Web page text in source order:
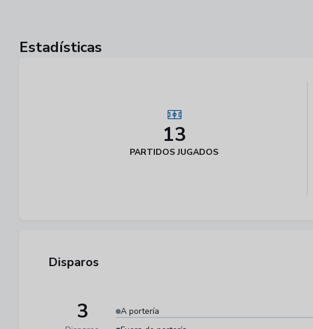
Estadísticas
13
PARTIDOS JUGADOS
Disparos
3 A portería